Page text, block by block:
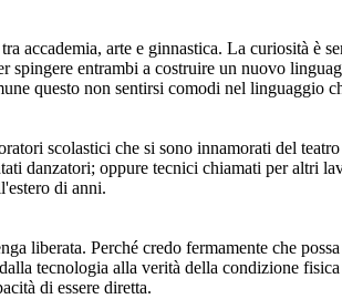
arte e ginnastica. La curiosità è
entrambi a costruire un nuovo
questo non sentirsi comodi nel linguaggio
scolastici che si sono innamorati del
danzatori; oppure tecnici chiamati per altri
di anni.
liberata. Perché credo fermamente che
tecnologia alla verità della condizione
di essere diretta.